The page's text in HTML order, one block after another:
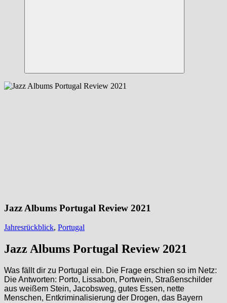
Suchen
Jazz Albums Portugal Review 2021
Jahresrückblick, Portugal
Jazz Albums Portugal Review 2021
Was fällt dir zu Portugal ein. Die Frage erschien so im Netz:
Die Antworten: Porto, Lissabon, Portwein, Straßenschilder
aus weißem Stein, Jacobsweg, gutes Essen, nette
Menschen, Entkriminalisierung der Drogen, das Bayern